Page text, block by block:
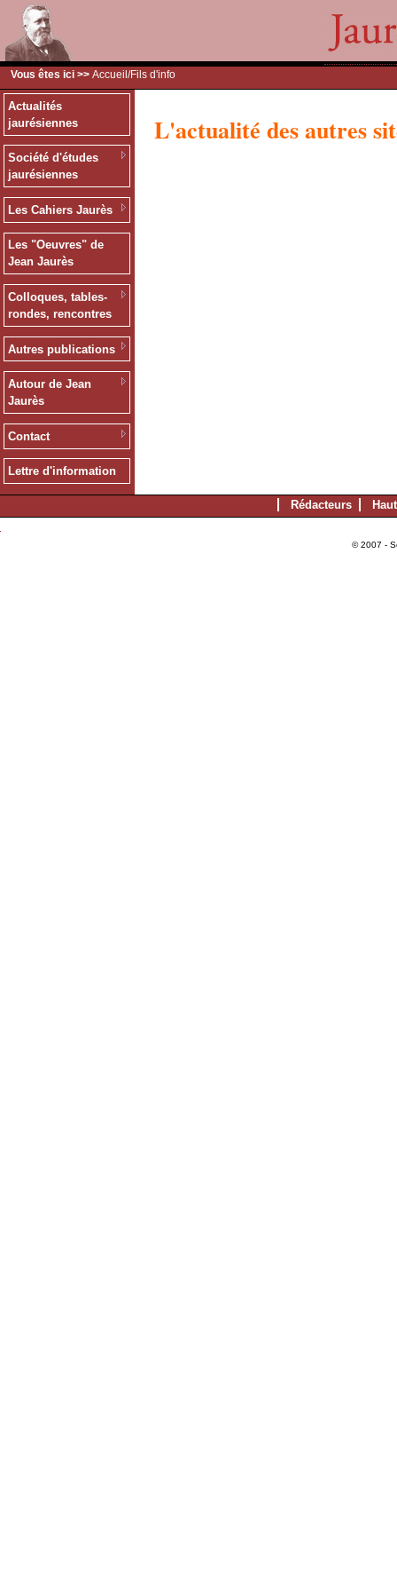
Vous êtes ici >> Accueil /Fils d'info
Actualités
jaurésiennes
Société d'études
jaurésiennes
Les Cahiers Jaurès
Les "Oeuvres" de
Jean Jaurès
Colloques, tables-
rondes, rencontres
Autres publications
Autour de Jean
Jaurès
Contact
Lettre d'information
L'actualité des autres
Rédacteurs
© 2007 -